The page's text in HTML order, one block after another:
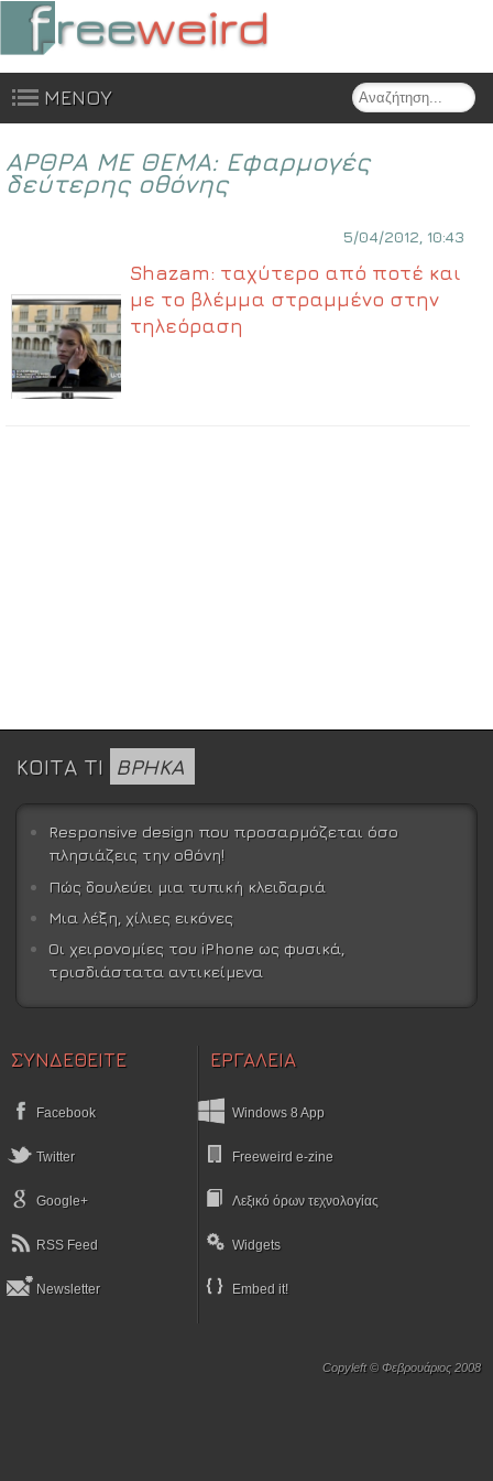
Search
ΜΕΝΟΥ
Skip to content
ΑΡΘΡΑ ΜΕ ΘΕΜΑ: Εφαρμογές
δεύτερης οθόνης
5/04/2012, 10:43
Shazam: ταχύτερο από ποτέ και
με το βλέμμα στραμμένο στην
τηλεόραση
ΚΟΙΤΑ ΤΙ ΒΡΗΚΑ
Responsive design που προσαρμόζεται όσο
πλησιάζεις την οθόνη!
Πώς δουλεύει μια τυπική κλειδαριά
Μια λέξη, χίλιες εικόνες
Οι χειρονομίες του iPhone ως φυσικά,
τρισδιάστατα αντικείμενα
ΣΥΝΔΕΘΕΙΤΕ
Facebook
Twitter
Google+
RSS Feed
Newsletter
ΕΡΓΑΛΕΙΑ
Windows 8 App
Freeweird e-zine
Λεξικό όρων τεχνολογίας
Widgets
Embed it!
Copyleft © Φεβρουάριος 2008